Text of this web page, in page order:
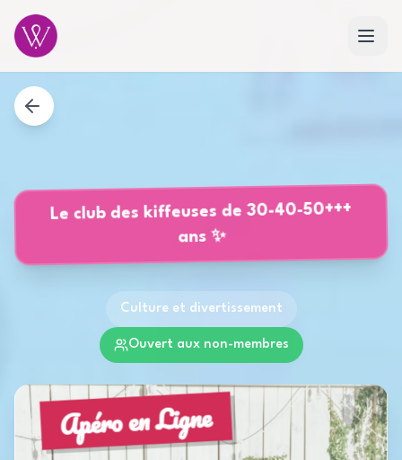
Le club des kiffeuses de 30-40-50+++
ans ✨
Culture et divertissement
Ouvert aux non-membres